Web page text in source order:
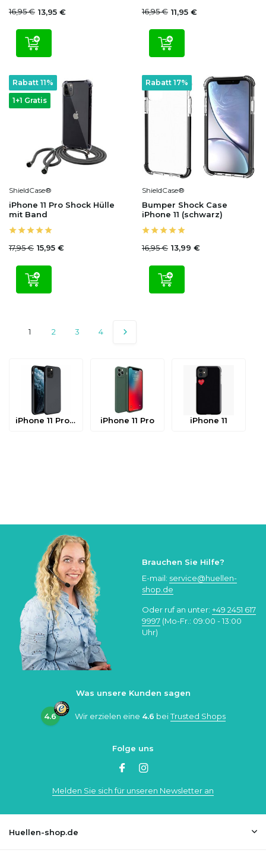
16,95 € 13,95 € 16,95 € 11,95 €
1+1 Gratis
Rabatt 11%
ShieldCase®
iPhone 11 Pro Shock Hülle
mit Band
17,95 € 15,95 €
Rabatt 17%
ShieldCase®
Bumper Shock Case
iPhone 11 (schwarz)
16,95 € 13,99 €
1 2 3 4
iPhone 11 Pro Max iPhone 11 Pro iPhone 11
Brauchen Sie Hilfe?
E-mail: service@huellen-
shop.de
Oder ruf an unter: +49 2451 617
9997 (Mo-Fr.: 09:00 - 13:00
Uhr)
Was unsere Kunden sagen
4.6 Wir erzielen eine 4.6 beiTrusted Shops
Folge uns
Melden Sie sich für unseren Newsletter an
Huellen-shop.de